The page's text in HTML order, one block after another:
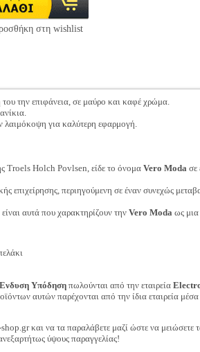
στη wishlist
την επιφάνεια, σε μαύρο και καφέ χρώμα.
λαιμόκοψη για καλύτερη εφαρμογή.
Troels Holch Povlsen, είδε το όνομαVero Moda σε
επιχείρησης, περιηγούμενη σε έναν συνεχώς
αυτά που χαρακτηρίζουν τηνVero Moda ως μια
Υπόδηση πωλούνται από την εταιρεία
αυτών παρέχονται από την ίδια εταιρεία
και να τα παραλάβετε μαζί ώστε να
ύψους παραγγελίας!